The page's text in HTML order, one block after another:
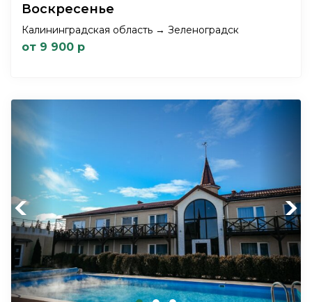
Воскресенье
Калининградская область → Зеленоградск
от 9 900 р
Previous Next